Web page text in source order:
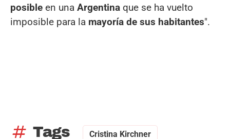
posible en una Argentina que se ha vuelto
imposible para la mayoría de sus habitantes".
tag Tags Cristina Kirchner